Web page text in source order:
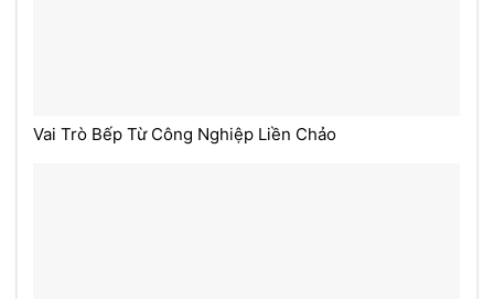
Vai Trò Bếp Từ Công Nghiệp Liền Chảo